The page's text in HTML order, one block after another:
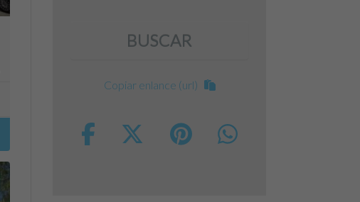
BUSCAR
Copiar enlance (url)